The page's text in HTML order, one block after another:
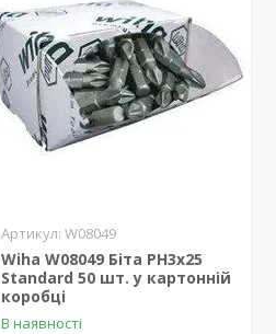
W08049
Wiha W08049 Біта РН3х25
Standard 50 шт. у картонній
коробці
В наявності